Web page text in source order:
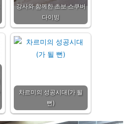
강사와 함께한 초보 스쿠버
다이빙
차르미의 성공시대(가 될
뻔)